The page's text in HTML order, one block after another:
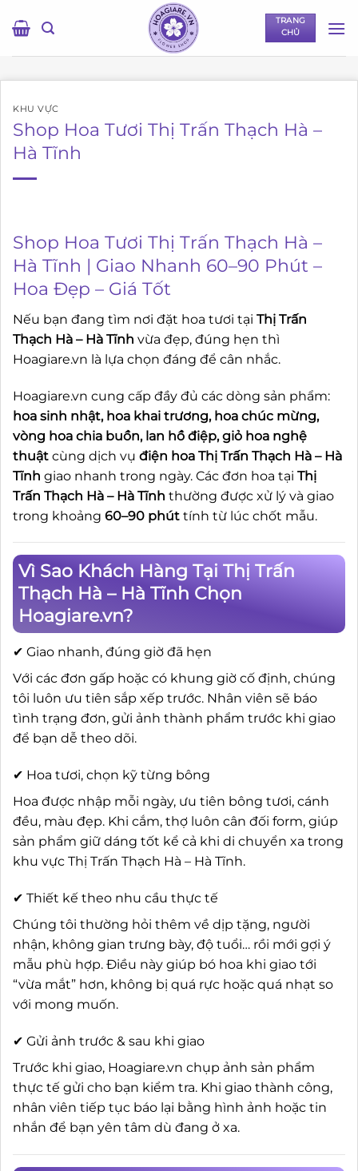
qua
TRANG
CHỦ
KHU VỰC
Shop Hoa Tươi Thị Trấn Thạch Hà –
Hà Tĩnh
Shop Hoa Tươi Thị Trấn Thạch Hà –
Hà Tĩnh | Giao Nhanh 60–90 Phút –
Hoa Đẹp – Giá Tốt
Nếu bạn đang tìm nơi đặt hoa tươi tại Thị Trấn
Thạch Hà – Hà Tĩnh vừa đẹp, đúng hẹn thì
Hoagiare.vn là lựa chọn đáng để cân nhắc.
Hoagiare.vn cung cấp đầy đủ các dòng sản phẩm:
hoa sinh nhật, hoa khai trương, hoa chúc mừng,
vòng hoa chia buồn, lan hồ điệp, giỏ hoa nghệ
thuật cùng dịch vụ điện hoa Thị Trấn Thạch Hà – Hà
Tĩnh giao nhanh trong ngày. Các đơn hoa tại Thị
Trấn Thạch Hà – Hà Tĩnh thường được xử lý và giao
trong khoảng 60–90 phút tính từ lúc chốt mẫu.
Vì Sao Khách Hàng Tại Thị Trấn
Thạch Hà – Hà Tĩnh Chọn
Hoagiare.vn?
✔ Giao nhanh, đúng giờ đã hẹn
Với các đơn gấp hoặc có khung giờ cố định, chúng
tôi luôn ưu tiên sắp xếp trước. Nhân viên sẽ báo
tình trạng đơn, gửi ảnh thành phẩm trước khi giao
để bạn dễ theo dõi.
✔ Hoa tươi, chọn kỹ từng bông
Hoa được nhập mỗi ngày, ưu tiên bông tươi, cánh
đều, màu đẹp. Khi cắm, thợ luôn cân đối form, giúp
sản phẩm giữ dáng tốt kể cả khi di chuyển xa trong
khu vực Thị Trấn Thạch Hà – Hà Tĩnh.
✔ Thiết kế theo nhu cầu thực tế
Chúng tôi thường hỏi thêm về dịp tặng, người
nhận, không gian trưng bày, độ tuổi… rồi mới gợi ý
mẫu phù hợp. Điều này giúp bó hoa khi giao tới
“vừa mắt” hơn, không bị quá rực hoặc quá nhạt so
với mong muốn.
✔ Gửi ảnh trước & sau khi giao
Trước khi giao, Hoagiare.vn chụp ảnh sản phẩm
thực tế gửi cho bạn kiểm tra. Khi giao thành công,
nhân viên tiếp tục báo lại bằng hình ảnh hoặc tin
nhắn để bạn yên tâm dù đang ở xa.